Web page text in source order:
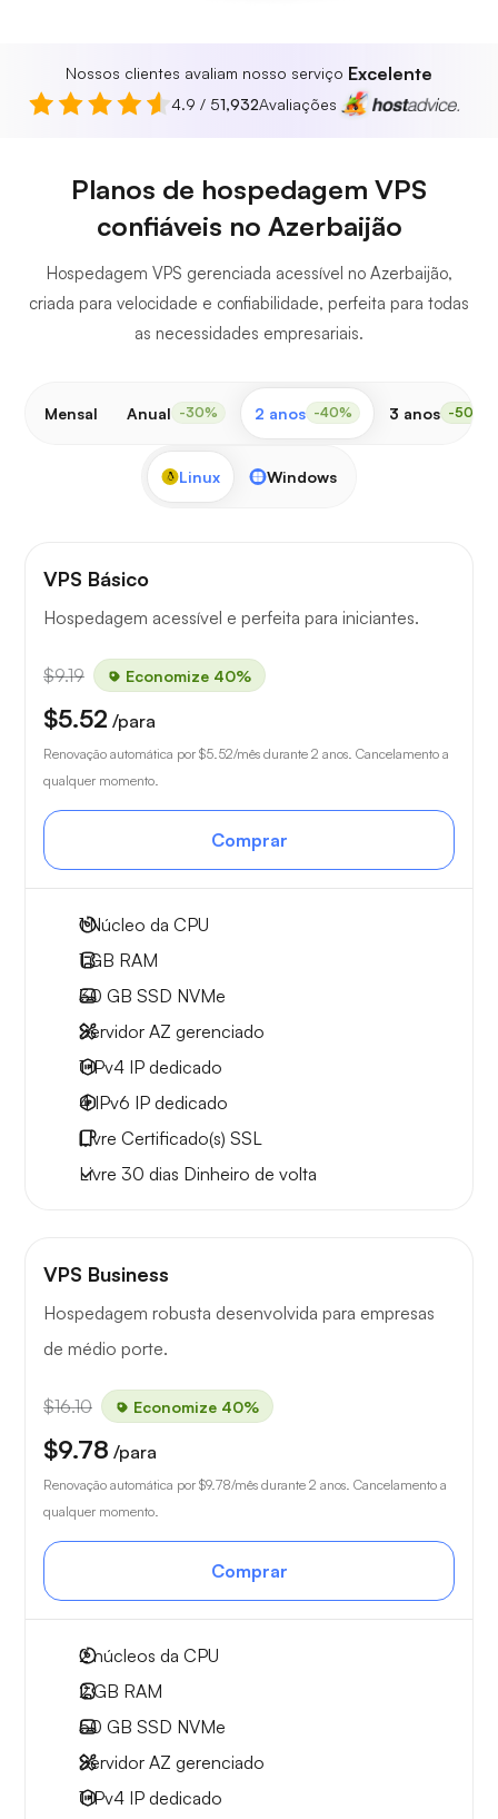
Nossos clientes avaliam nosso serviço Excelente
4.9 / 51,932Avaliações
Planos de hospedagem VPS
confiáveis no Azerbaijão
Hospedagem VPS gerenciada acessível no Azerbaijão,
criada para velocidade e confiabilidade, perfeita para todas
as necessidades empresariais.
Mensal Anual -30% 2 anos -40% 3 anos -50%
Linux Windows
VPS Básico
Hospedagem acessível e perfeita para iniciantes.
$9.19 Economize 40%
$5.52 /para
Renovação automática por $5.52/mês durante 2 anos. Cancelamento a
qualquer momento.
Comprar
1Núcleo da CPU
1 GB RAM
30 GB SSD NVMe
Servidor AZ gerenciado
1 IPv4 IP dedicado
4 IPv6 IP dedicado
Livre Certificado(s) SSL
Livre 30 dias Dinheiro de volta
VPS Business
Hospedagem robusta desenvolvida para empresas
de médio porte.
$16.10 Economize 40%
$9.78 /para
Renovação automática por $9.78/mês durante 2 anos. Cancelamento a
qualquer momento.
Comprar
2núcleos da CPU
2 GB RAM
50 GB SSD NVMe
Servidor AZ gerenciado
1 IPv4 IP dedicado